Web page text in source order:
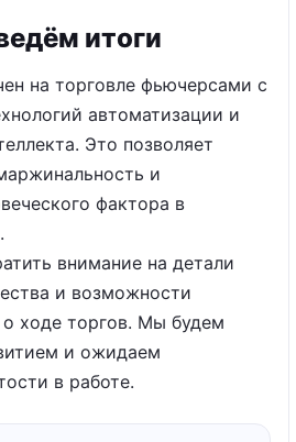
итоги
на торговле фьючерсами с
автоматизации и
Это позволяет
и
фактора в
внимание на детали
и возможности
о ходе торгов. Мы будем
и ожидаем
в работе.